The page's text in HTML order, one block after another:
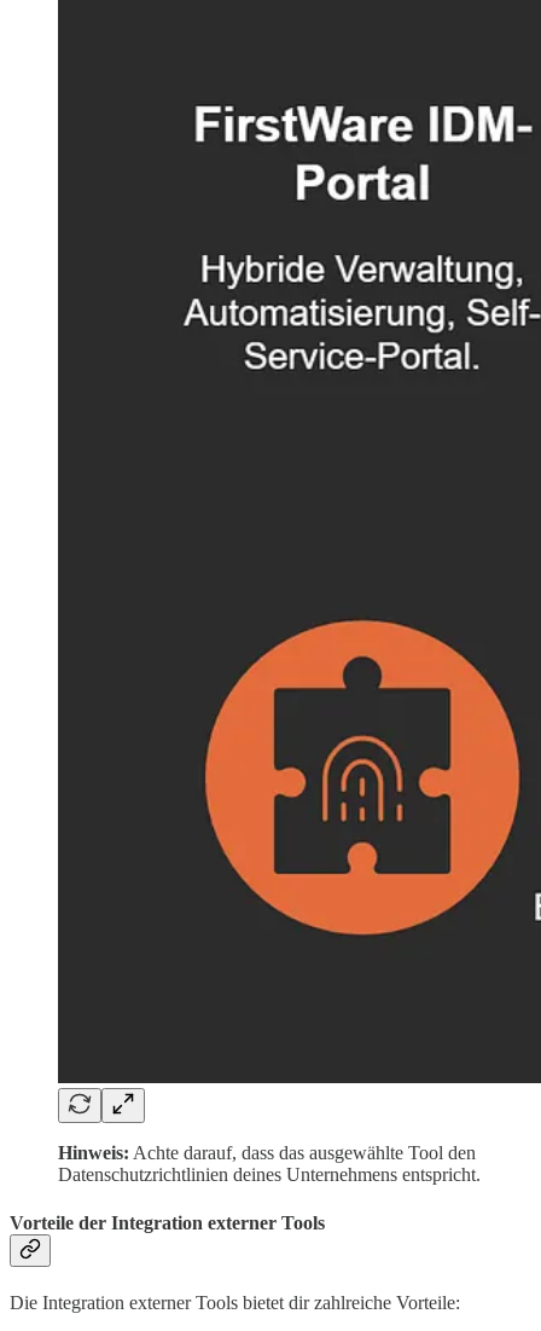
Hinweis: Achte darauf, dass das ausgewählte Tool den
Datenschutzrichtlinien deines Unternehmens entspricht.
Vorteile der Integration externer Tools
Die Integration externer Tools bietet dir zahlreiche Vorteile: